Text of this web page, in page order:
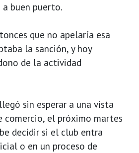
buen puerto.
que no apelaría esa
la sanción, y hoy
de la actividad
sin esperar a una vista
comercio, el próximo martes
decidir si el club entra
o en un proceso de